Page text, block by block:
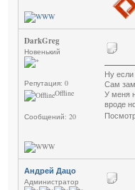
DarkGreg
Новенький
Репутация: 0
Offline
Сообщений: 20
Ну если
Сам
У меня
вроде
Андрей Дацо
Администратор